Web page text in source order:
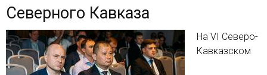
Северного Кавказа
​​​​​​​На VI Северо-
Кавказском